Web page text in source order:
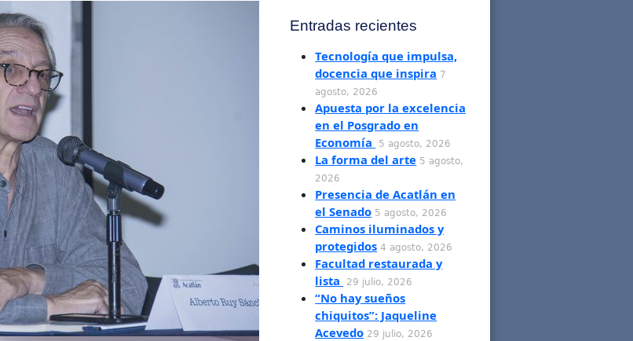
Entradas recientes
Tecnología que impulsa,
docencia que inspira 7
agosto, 2026
Apuesta por la excelencia
en el Posgrado en
Economía
5 agosto, 2026
La forma del arte 5 agosto,
2026
Presencia de Acatlán en
el Senado 5 agosto, 2026
Caminos iluminados y
protegidos 4 agosto, 2026
Facultad restaurada y
lista
29 julio, 2026
“No hay sueños
chiquitos”: Jaqueline
Acevedo 29 julio, 2026